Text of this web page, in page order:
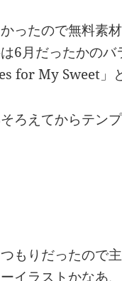
ったので無料素
6月だったかの
for My Sweet」
ろえてからテン
もりだったので
イラストかなあ